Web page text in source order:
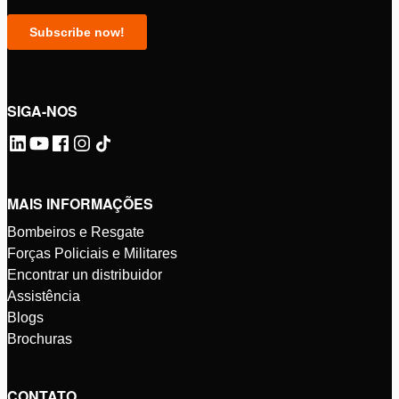
SIGA-NOS
MAIS INFORMAÇÕES
Bombeiros e Resgate
Forças Policiais e Militares
Encontrar un distribuidor
Assistência
Blogs
Brochuras